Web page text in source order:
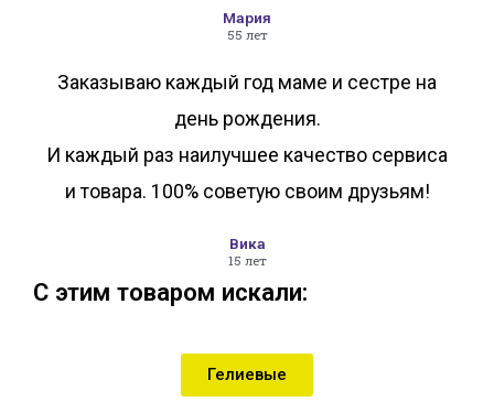
Мария
55 лет
Заказываю каждый год маме и сестре на
день рождения.
И каждый раз наилучшее качество сервиса
и товара. 100% советую своим друзьям!
Вика
15 лет
С этим товаром искали:
Гелиевые